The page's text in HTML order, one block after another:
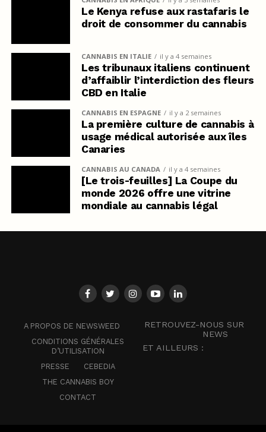
Le Kenya refuse aux rastafaris le
droit de consommer du cannabis
CANNABIS EN ITALIE il y a 4 semaines
Les tribunaux italiens continuent
d’affaiblir l’interdiction des fleurs
CBD en Italie
CANNABIS EN ESPAGNE il y a 2 semaines
La première culture de cannabis à
usage médical autorisée aux îles
Canaries
CANNABIS AU CANADA il y a 4 semaines
[Le trois-feuilles] La Coupe du
monde 2026 offre une vitrine
mondiale au cannabis légal
A PROPOS DE NEWSWEED
CONDITIONS GÉNÉRALES
D’UTILISATION
PRESSE
CEBEDIA
THE CANNABIS BOY
CONTACT
RETROUVEZ-NOUS SUR
NEWS
ET AILLEURS :